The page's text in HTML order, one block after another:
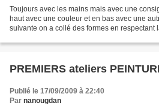
Toujours avec les mains mais avec une
haut avec une couleur et en bas avec une
suivante on a collé des formes en respectant
PREMIERS ateliers
Publié le 17/09/2009 à 22:40
Par nanougdan